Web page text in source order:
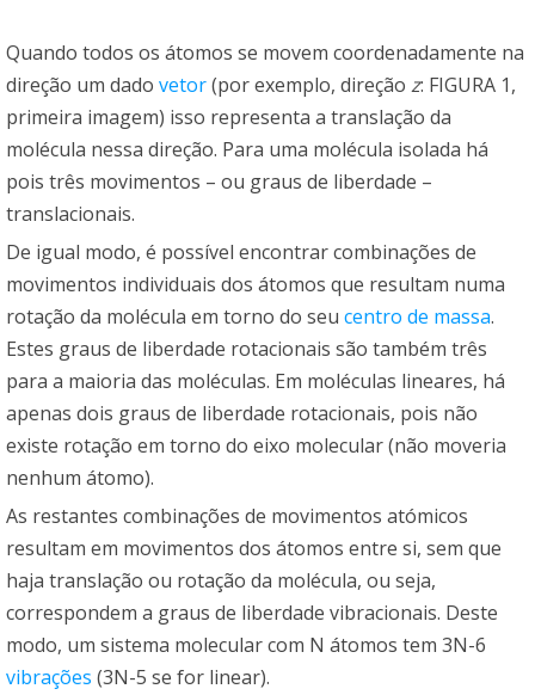
Quando todos os átomos se movem coordenadamente na
direção um dado vetor(por exemplo, direção z: FIGURA 1,
primeira imagem) isso representa a translação da
molécula nessa direção. Para uma molécula isolada há
pois três movimentos – ou graus de liberdade –
translacionais.
De igual modo, é possível encontrar combinações de
movimentos individuais dos átomos que resultam numa
rotação da molécula em torno do seu centro de massa.
Estes graus de liberdade rotacionais são também três
para a maioria das moléculas. Em moléculas lineares, há
apenas dois graus de liberdade rotacionais, pois não
existe rotação em torno do eixo molecular (não moveria
nenhum átomo).
As restantes combinações de movimentos atómicos
resultam em movimentos dos átomos entre si, sem que
haja translação ou rotação da molécula, ou seja,
correspondem a graus de liberdade vibracionais. Deste
modo, um sistema molecular com N átomos tem 3N-6
vibrações (3N-5 se for linear).